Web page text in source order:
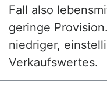
Fall also
geringe
niedriger,
Verkaufswertes.